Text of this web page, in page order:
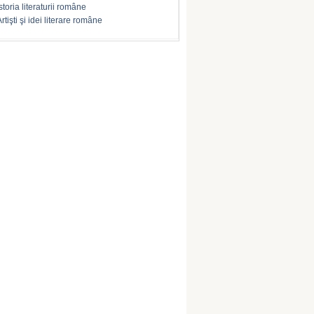
literaturii române
şi idei literare române